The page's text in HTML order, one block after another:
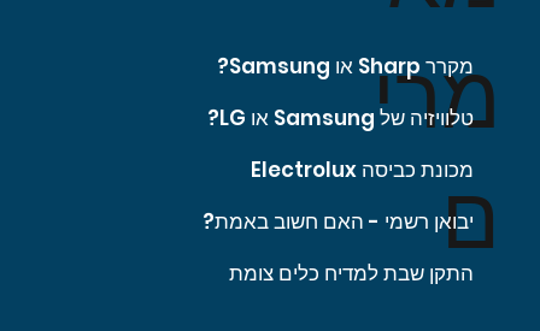
מרי
ם
מקרר Sharp או Samsung?
טלוויזיה של Samsung או LG?
מכונת כביסה Electrolux
יבואן רשמי - האם חשוב באמת?
התקן שבת למדיח כלים צומת